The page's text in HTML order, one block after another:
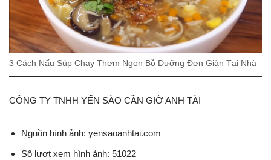
3 Cách Nấu Súp Chay Thơm Ngon Bỗ Dưỡng Đơn Giản Tại Nhà
CÔNG TY TNHH YẾN SÀO CẦN GIỜ ANH TÀI
Nguồn hình ảnh: yensaoanhtai.com
Số lượt xem hình ảnh: 51022